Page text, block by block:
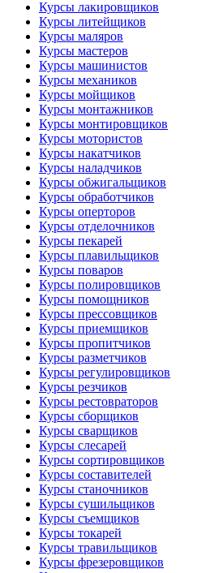
Курсы лакировщиков
Курсы литейщиков
Курсы маляров
Курсы мастеров
Курсы машинистов
Курсы механиков
Курсы мойщиков
Курсы монтажников
Курсы монтировщиков
Курсы мотористов
Курсы накатчиков
Курсы наладчиков
Курсы обжигальщиков
Курсы обработчиков
Курсы оперторов
Курсы отделочников
Курсы пекарей
Курсы плавильщиков
Курсы поваров
Курсы полировщиков
Курсы помощников
Курсы прессовщиков
Курсы приемщиков
Курсы пропитчиков
Курсы разметчиков
Курсы регулировщиков
Курсы резчиков
Курсы рестовраторов
Курсы сборщиков
Курсы сварщиков
Курсы слесарей
Курсы сортировщиков
Курсы составителей
Курсы станочников
Курсы сушильщиков
Курсы съемщиков
Курсы токарей
Курсы травильщиков
Курсы фрезеровщиков